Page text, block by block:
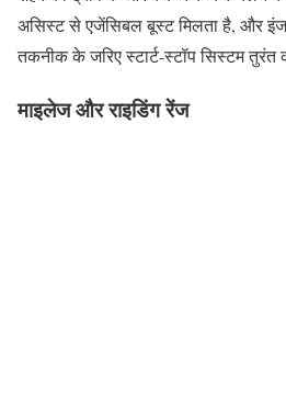
असिस्ट से एजेंसिबल बूस्ट मिलता है, और
तकनीक के जरिए स्टार्ट-स्टॉप सिस्टम तुरंत
माइलेज और राइडिंग रेंज